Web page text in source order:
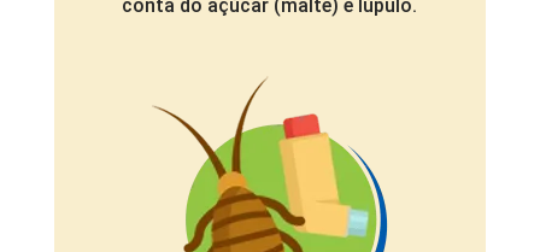
conta do açúcar (malte) e lúpulo.